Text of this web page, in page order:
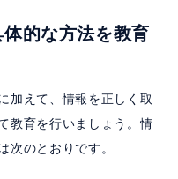
的な方法を教育
加えて、情報を正しく取
教育を行いましょう。情
次のとおりです。